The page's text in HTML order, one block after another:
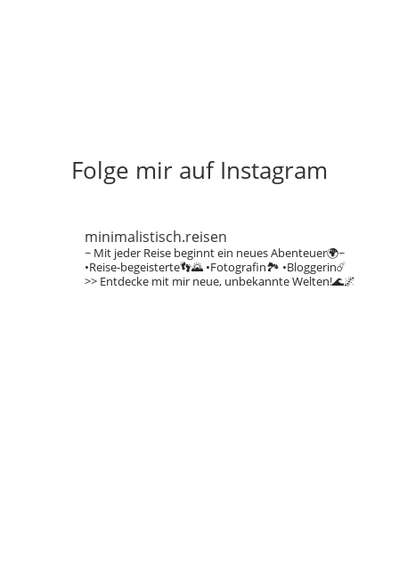
Folge mir auf Instagram
minimalistisch.reisen
~ Mit jeder Reise beginnt ein neues Abenteuer🌍~
•Reise-begeisterte👣🌄•Fotografin🏞️ •Bloggerin☄️
>> Entdecke mit mir neue, unbekannte Welten!🌊🌌